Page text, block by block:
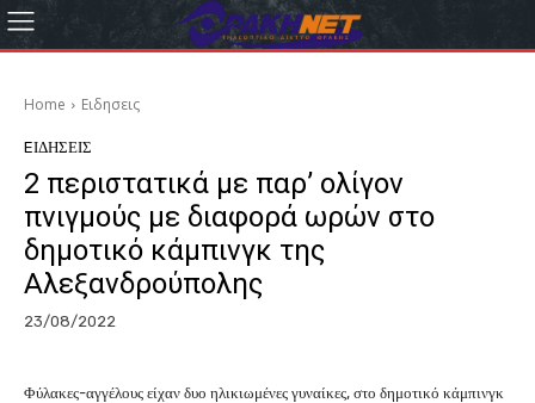
Home Eιδησεις
EΙΔΗΣΕΙΣ
2 περιστατικά με παρ’ ολίγον
πνιγμούς με διαφορά ωρών στο
δημοτικό κάμπινγκ της
Αλεξανδρούπολης
23/08/2022
Φύλακες-αγγέλους είχαν δυο ηλικιωμένες γυναίκες, στο δημοτικό κάμπινγκ